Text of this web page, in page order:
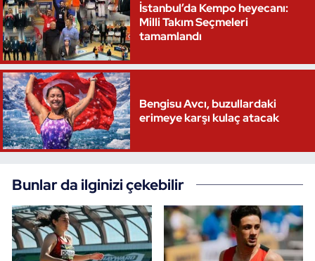
İstanbul’da Kempo heyecanı:
Milli Takım Seçmeleri
tamamlandı
Bengisu Avcı, buzullardaki
erimeye karşı kulaç atacak
Bunlar da ilginizi çekebilir